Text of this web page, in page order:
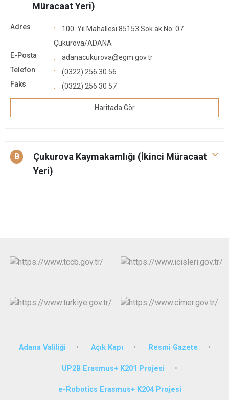
Müracaat Yeri)
Adres
100. Yıl Mahallesi 85153 Sok.ak No: 07
Çukurova/ADANA
E-Posta
adanacukurova@egm.gov.tr
Telefon
(0322) 256 30 56
Faks
(0322) 256 30 57
Haritada Gör
B
Çukurova Kaymakamlığı (İkinci Müracaat
Yeri)
Adana Valiliği Açık Kapı Resmi Gazete
UP2B Erasmus+ K201 Projesi
e-Robotics Erasmus+ K204 Projesi